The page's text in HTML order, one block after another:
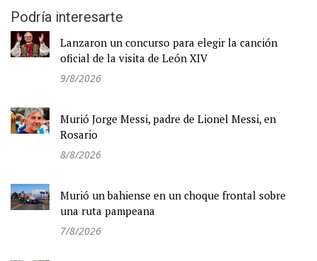
Podría interesarte
Lanzaron un concurso para elegir la canción
oficial de la visita de León XIV
9/8/2026
Murió Jorge Messi, padre de Lionel Messi, en
Rosario
8/8/2026
Murió un bahiense en un choque frontal sobre
una ruta pampeana
7/8/2026